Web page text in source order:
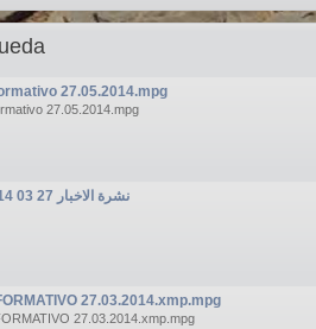
27.05.2014.mpg
27.05.2014.mpg
نشرة الاخبار 27 03 2014
27.03.2014.xmp.mpg
27.03.2014.xmp.mpg